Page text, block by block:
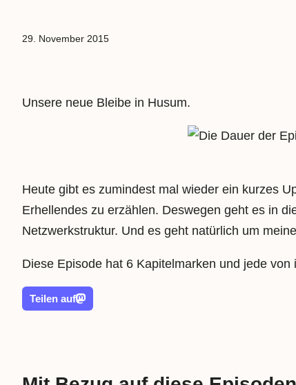
29. November 2015
Unsere neue Bleibe in Husum.
Heute gibt es zumindest mal wieder ein kurzes
Erhellendes zu erzählen. Deswegen geht es in
Netzwerkstruktur. Und es geht natürlich um
Diese Episode hat 6 Kapitelmarken und jede
Teilen auf